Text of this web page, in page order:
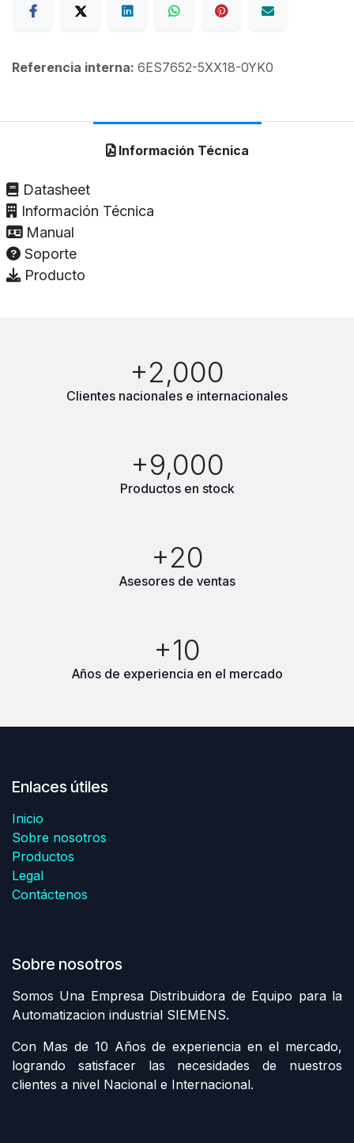
Referencia interna: 6ES7652-5XX18-0YK0
Información Técnica
Datasheet
Información Técnica
Manual
Soporte
Producto
+2,000
Clientes nacionales e internacionales
+9,000
Productos en stock
+20
Asesores de ventas
+10
Años de experiencia en el mercado
Enlaces útiles
Inicio
Sobre nosotros
Productos
Legal
Contáctenos
Sobre nosotros
Somos Una Empresa Distribuidora de Equipo para la
Automatizacion industrial SIEMENS.
Con Mas de 10 Años de experiencia en el mercado,
logrando satisfacer las necesidades de nuestros
clientes a nivel Nacional e Internacional.